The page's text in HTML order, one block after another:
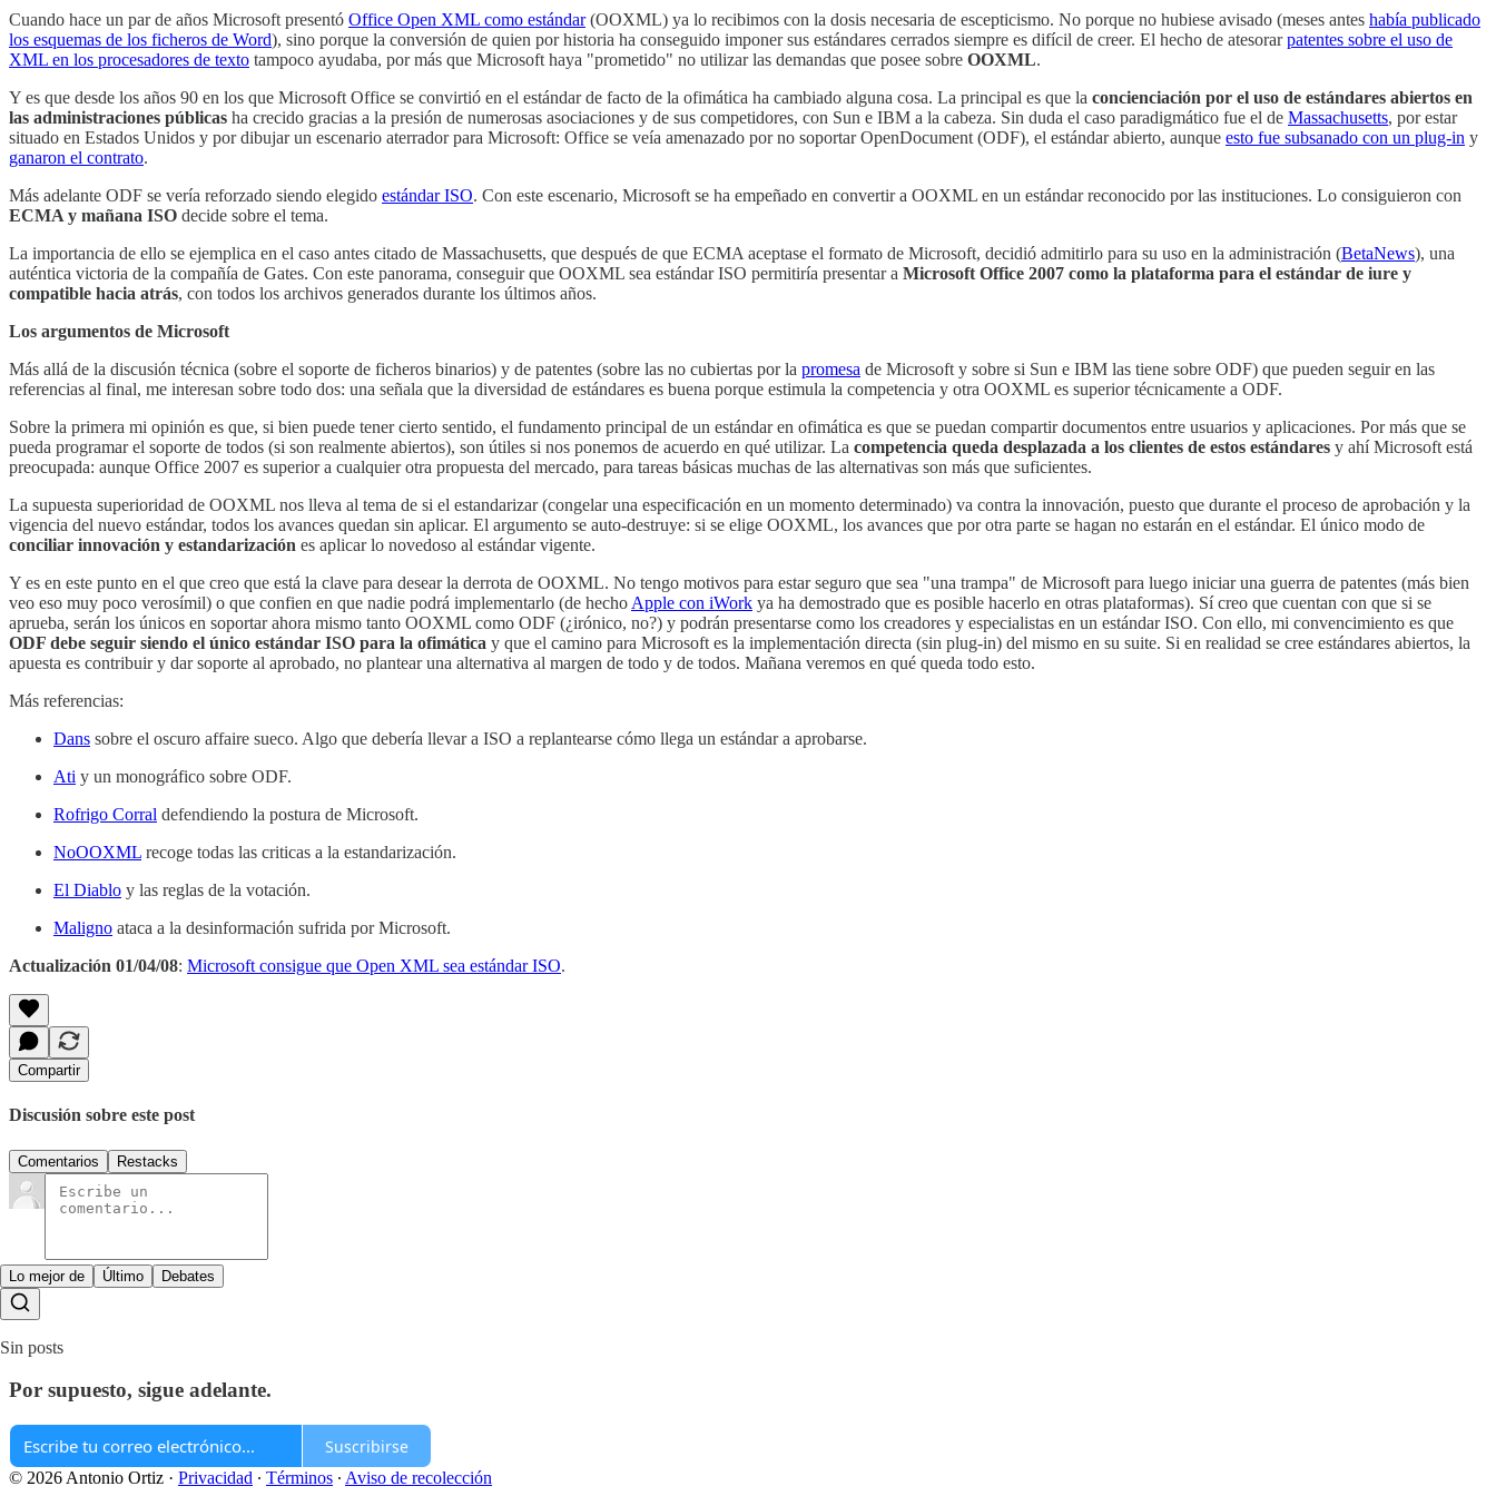
Cuando hace un par de años Microsoft presentó Office Open XML como estándar(OOXML) ya lo recibimos con la dosis necesaria de escepticismo. No porque no hubiese avisado (meses antes había publicado
los esquemas de los ficheros de Word), sino porque la conversión de quien por historia ha conseguido imponer sus estándares cerrados siempre es difícil de creer. El hecho de atesorarpatentes sobre el uso de
XML en los procesadores de texto tampoco ayudaba, por más que Microsoft haya "prometido" no utilizar las demandas que posee sobre OOXML.
Y es que desde los años 90 en los que Microsoft Office se convirtió en el estándar de facto de la ofimática ha cambiado alguna cosa. La principal es que la concienciación por el uso de estándares abiertos en
las administraciones públicas ha crecido gracias a la presión de numerosas asociaciones y de sus competidores, con Sun e IBM a la cabeza. Sin duda el caso paradigmático fue el de Massachusetts, por estar
situado en Estados Unidos y por dibujar un escenario aterrador para Microsoft: Office se veía amenazado por no soportar OpenDocument (ODF), el estándar abierto, aunque esto fue subsanado con un plug-in y
ganaron el contrato.
Más adelante ODF se vería reforzado siendo elegido estándar ISO. Con este escenario, Microsoft se ha empeñado en convertir a OOXML en un estándar reconocido por las instituciones. Lo consiguieron con
ECMA y mañana ISO decide sobre el tema.
La importancia de ello se ejemplica en el caso antes citado de Massachusetts, que después de que ECMA aceptase el formato de Microsoft, decidió admitirlo para su uso en la administración (BetaNews), una
auténtica victoria de la compañía de Gates. Con este panorama, conseguir que OOXML sea estándar ISO permitiría presentar a Microsoft Office 2007 como la plataforma para el estándar de iure y
compatible hacia atrás, con todos los archivos generados durante los últimos años.
Los argumentos de Microsoft
Más allá de la discusión técnica (sobre el soporte de ficheros binarios) y de patentes (sobre las no cubiertas por la promesa de Microsoft y sobre si Sun e IBM las tiene sobre ODF) que pueden seguir en las
referencias al final, me interesan sobre todo dos: una señala que la diversidad de estándares es buena porque estimula la competencia y otra OOXML es superior técnicamente a ODF.
Sobre la primera mi opinión es que, si bien puede tener cierto sentido, el fundamento principal de un estándar en ofimática es que se puedan compartir documentos entre usuarios y aplicaciones. Por más que se
pueda programar el soporte de todos (si son realmente abiertos), son útiles si nos ponemos de acuerdo en qué utilizar. La competencia queda desplazada a los clientes de estos estándares y ahí Microsoft está
preocupada: aunque Office 2007 es superior a cualquier otra propuesta del mercado, para tareas básicas muchas de las alternativas son más que suficientes.
La supuesta superioridad de OOXML nos lleva al tema de si el estandarizar (congelar una especificación en un momento determinado) va contra la innovación, puesto que durante el proceso de aprobación y la
vigencia del nuevo estándar, todos los avances quedan sin aplicar. El argumento se auto-destruye: si se elige OOXML, los avances que por otra parte se hagan no estarán en el estándar. El único modo de
conciliar innovación y estandarización es aplicar lo novedoso al estándar vigente.
Y es en este punto en el que creo que está la clave para desear la derrota de OOXML. No tengo motivos para estar seguro que sea "una trampa" de Microsoft para luego iniciar una guerra de patentes (más bien
veo eso muy poco verosímil) o que confien en que nadie podrá implementarlo (de hecho Apple con iWork ya ha demostrado que es posible hacerlo en otras plataformas). Sí creo que cuentan con que si se
aprueba, serán los únicos en soportar ahora mismo tanto OOXML como ODF (¿irónico, no?) y podrán presentarse como los creadores y especialistas en un estándar ISO. Con ello, mi convencimiento es que
ODF debe seguir siendo el único estándar ISO para la ofimática y que el camino para Microsoft es la implementación directa (sin plug-in) del mismo en su suite. Si en realidad se cree estándares abiertos, la
apuesta es contribuir y dar soporte al aprobado, no plantear una alternativa al margen de todo y de todos. Mañana veremos en qué queda todo esto.
Más referencias:
Dans sobre el oscuro affaire sueco. Algo que debería llevar a ISO a replantearse cómo llega un estándar a aprobarse.
Ati y un monográfico sobre ODF.
Rofrigo Corral defendiendo la postura de Microsoft.
NoOOXML recoge todas las criticas a la estandarización.
El Diablo y las reglas de la votación.
Maligno ataca a la desinformación sufrida por Microsoft.
Actualización 01/04/08: Microsoft consigue que Open XML sea estándar ISO.
Compartir
Discusión sobre este post
Comentarios Restacks
Lo mejor de Último Debates
Sin posts
Por supuesto, sigue adelante.
Suscribirse
© 2026 Antonio Ortiz · Privacidad ∙ Términos ∙ Aviso de recolección